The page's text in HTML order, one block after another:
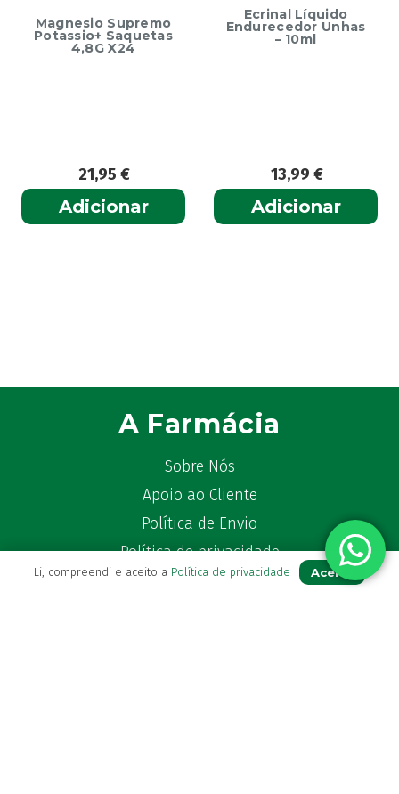
Magnesio Supremo
Potassio+ Saquetas
4,8G X24
21,95€
Adicionar
Ecrinal Líquido
Endurecedor Unhas
– 10ml
13,99€
Adicionar
A Farmácia
Sobre Nós
Apoio ao Cliente
Política de Envio
Política de privacidade
Termos & Condições
Li, compreendi e aceito a Política de privacidade Aceito